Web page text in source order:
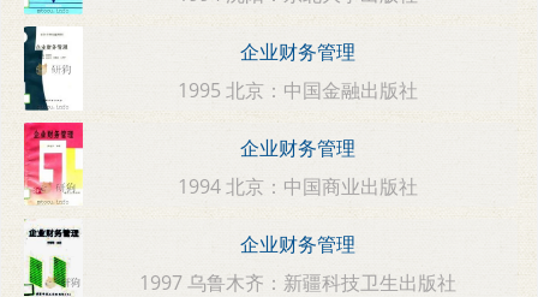
企业财务管理
1995 北京：中国金融出版社
企业财务管理
1994 北京：中国商业出版社
企业财务管理
1997 乌鲁木齐：新疆科技卫生出版社